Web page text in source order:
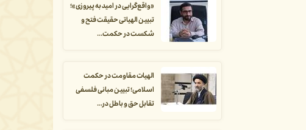
«واقع‌گرایی در امید به پیروزی»؛
تبیین الهیاتی حقیقت فتح و
شکست در حکمت...
الهیات مقاومت در حکمت
اسلامی؛ تبیین مبانی فلسفی
تقابل حق و باطل در...